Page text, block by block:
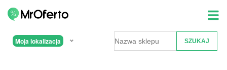
Moja lokalizacja